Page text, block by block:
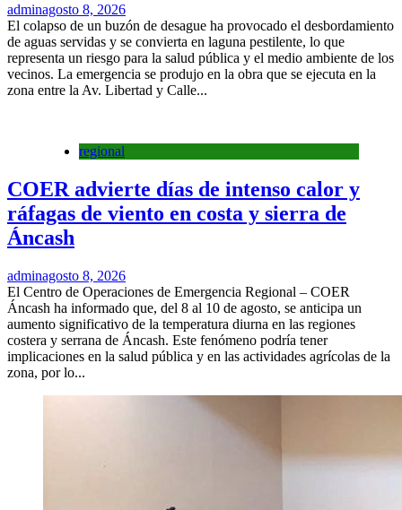
adminagosto 8, 2026
El colapso de un buzón de desague ha provocado el desbordamiento
de aguas servidas y se convierta en laguna pestilente, lo que
representa un riesgo para la salud pública y el medio ambiente de los
vecinos. La emergencia se produjo en la obra que se ejecuta en la
zona entre la Av. Libertad y Calle...
regional
COER advierte días de intenso calor y
ráfagas de viento en costa y sierra de
Áncash
adminagosto 8, 2026
El Centro de Operaciones de Emergencia Regional – COER
Áncash ha informado que, del 8 al 10 de agosto, se anticipa un
aumento significativo de la temperatura diurna en las regiones
costera y serrana de Áncash. Este fenómeno podría tener
implicaciones en la salud pública y en las actividades agrícolas de la
zona, por lo...